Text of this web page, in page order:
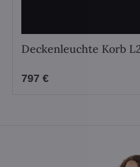
Deckenleuchte Korb
797 €